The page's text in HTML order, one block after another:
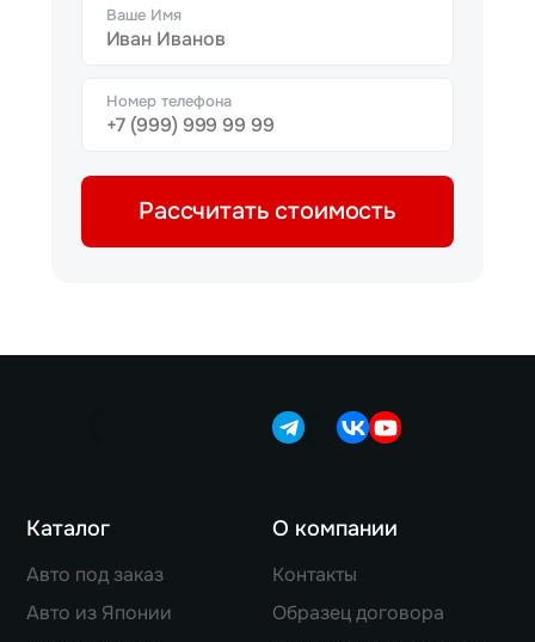
Ваше Имя
Номер телефона
Рассчитать стоимость
Каталог
Авто под заказ
Авто из Японии
О компании
Контакты
Образец договора